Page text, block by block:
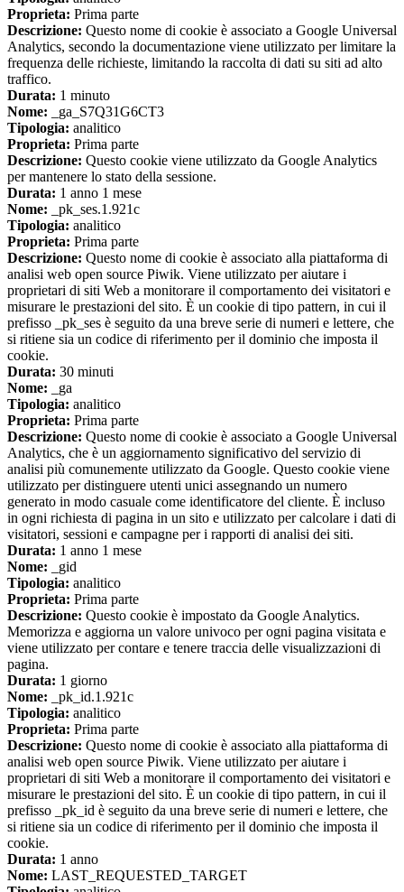
Proprieta: Prima parte
Descrizione: Questo nome di cookie è associato a Google Universal
Analytics, secondo la documentazione viene utilizzato per limitare la
frequenza delle richieste, limitando la raccolta di dati su siti ad alto
traffico.
Durata: 1 minuto
Nome: _ga_S7Q31G6CT3
Tipologia: analitico
Proprieta: Prima parte
Descrizione: Questo cookie viene utilizzato da Google Analytics
per mantenere lo stato della sessione.
Durata: 1 anno 1 mese
Nome: _pk_ses.1.921c
Tipologia: analitico
Proprieta: Prima parte
Descrizione: Questo nome di cookie è associato alla piattaforma di
analisi web open source Piwik. Viene utilizzato per aiutare i
proprietari di siti Web a monitorare il comportamento dei visitatori e
misurare le prestazioni del sito. È un cookie di tipo pattern, in cui il
prefisso _pk_ses è seguito da una breve serie di numeri e lettere, che
si ritiene sia un codice di riferimento per il dominio che imposta il
cookie.
Durata: 30 minuti
Nome: _ga
Tipologia: analitico
Proprieta: Prima parte
Descrizione: Questo nome di cookie è associato a Google Universal
Analytics, che è un aggiornamento significativo del servizio di
analisi più comunemente utilizzato da Google. Questo cookie viene
utilizzato per distinguere utenti unici assegnando un numero
generato in modo casuale come identificatore del cliente. È incluso
in ogni richiesta di pagina in un sito e utilizzato per calcolare i dati di
visitatori, sessioni e campagne per i rapporti di analisi dei siti.
Durata: 1 anno 1 mese
Nome: _gid
Tipologia: analitico
Proprieta: Prima parte
Descrizione: Questo cookie è impostato da Google Analytics.
Memorizza e aggiorna un valore univoco per ogni pagina visitata e
viene utilizzato per contare e tenere traccia delle visualizzazioni di
pagina.
Durata: 1 giorno
Nome: _pk_id.1.921c
Tipologia: analitico
Proprieta: Prima parte
Descrizione: Questo nome di cookie è associato alla piattaforma di
analisi web open source Piwik. Viene utilizzato per aiutare i
proprietari di siti Web a monitorare il comportamento dei visitatori e
misurare le prestazioni del sito. È un cookie di tipo pattern, in cui il
prefisso _pk_id è seguito da una breve serie di numeri e lettere, che
si ritiene sia un codice di riferimento per il dominio che imposta il
cookie.
Durata: 1 anno
Nome: LAST_REQUESTED_TARGET